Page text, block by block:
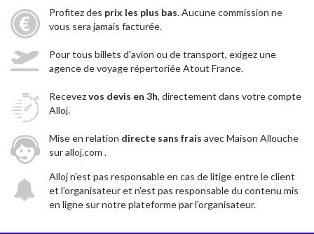
Profitez des prix les plus bas. Aucune commission ne
vous sera jamais facturée.
Pour tous billets d'avion ou de transport, exigez une
agence de voyage répertoriée Atout France.
Recevezvos devis en 3h, directement dans votre compte
Alloj.
Mise en relation directe sans frais avec Maison Allouche
sur alloj.com .
Alloj n'est pas responsable en cas de litige entre le client
et l’organisateur et n'est pas responsable du contenu mis
en ligne sur notre plateforme par l'organisateur.